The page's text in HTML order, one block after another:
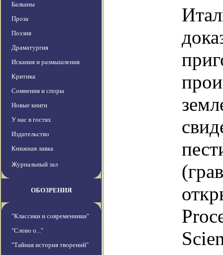
Балканы
Проза
Поэзия
Драматургия
Искания и размышления
Критика
Сомнения и споры
Новые книги
У нас в гостях
Издательство
Книжная лавка
Журнальный зал
ОБОЗРЕНИЯ
"Классики и современники"
"Слово о..."
"Тайная история творений"